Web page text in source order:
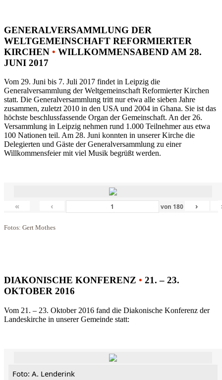
GENERALVERSAMMLUNG DER
WELTGEMEINSCHAFT REFORMIERTER
KIRCHEN • WILLKOMMENSABEND AM 28.
JUNI 2017
Vom 29. Juni bis 7. Juli 2017 findet in Leipzig die
Generalversammlung der Weltgemeinschaft Reformierter Kirchen
statt. Die Generalversammlung tritt nur etwa alle sieben Jahre
zusammen, zuletzt 2010 in den USA und 2004 in Ghana. Sie ist das
höchste beschlussfassende Organ der Gemeinschaft. An der 26.
Versammlung in Leipzig nehmen rund 1.000 Teilnehmer aus etwa
100 Nationen teil. Am 28. Juni konnten in unserer Kirche die
Delegierten und Gäste der Generalversammlung zu einer
Willkommensfeier mit viel Musik begrüßt werden.
« ‹ von 180 ›
Fotos: Gert Mothes
DIAKONISCHE KONFERENZ • 21. – 23.
OKTOBER 2016
Vom 21. – 23. Oktober 2016 fand die Diakonische Konferenz der
Landeskirche in unserer Gemeinde statt:
Foto: A. Lenderink